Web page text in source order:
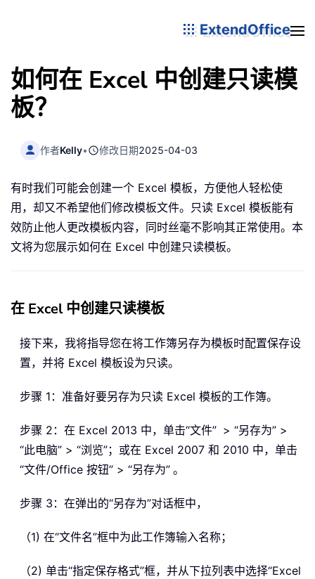
ExtendOffice
如何在 Excel 中创建只读模
板？
作者Kelly• 修改日期2025-04-03
有时我们可能会创建一个 Excel 模板，方便他人轻松使
用，却又不希望他们修改模板文件。只读 Excel 模板能有
效防止他人更改模板内容，同时丝毫不影响其正常使用。本
文将为您展示如何在 Excel 中创建只读模板。
在 Excel 中创建只读模板
接下来，我将指导您在将工作簿另存为模板时配置保存设
置，并将 Excel 模板设为只读。
步骤 1：准备好要另存为只读 Excel 模板的工作簿。
步骤 2：在 Excel 2013 中，单击“文件” > “另存为” >
“此电脑” > “浏览”；或在 Excel 2007 和 2010 中，单击
“文件/Office 按钮” > “另存为” 。
步骤 3：在弹出的“另存为”对话框中，
（1) 在“文件名”框中为此工作簿输入名称；
（2) 单击“指定保存格式”框，并从下拉列表中选择“Excel